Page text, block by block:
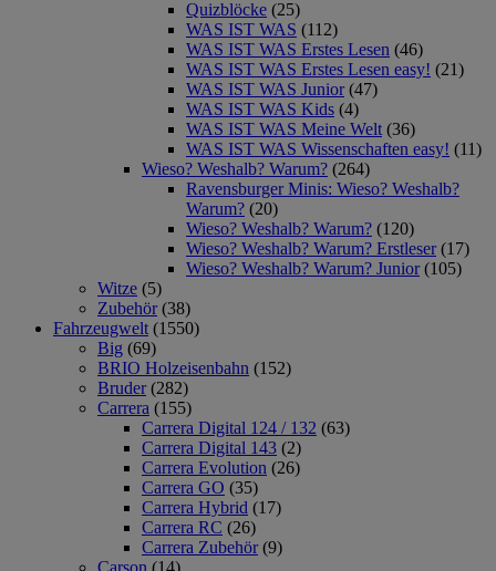
Quizblöcke (25)
WAS IST WAS (112)
WAS IST WAS Erstes Lesen (46)
WAS IST WAS Erstes Lesen easy! (21)
WAS IST WAS Junior (47)
WAS IST WAS Kids (4)
WAS IST WAS Meine Welt (36)
WAS IST WAS Wissenschaften easy! (11)
Wieso? Weshalb? Warum? (264)
Ravensburger Minis: Wieso? Weshalb?
Warum? (20)
Wieso? Weshalb? Warum? (120)
Wieso? Weshalb? Warum? Erstleser (17)
Wieso? Weshalb? Warum? Junior (105)
Witze (5)
Zubehör (38)
Fahrzeugwelt (1550)
Big (69)
BRIO Holzeisenbahn (152)
Bruder (282)
Carrera (155)
Carrera Digital 124 / 132 (63)
Carrera Digital 143 (2)
Carrera Evolution (26)
Carrera GO (35)
Carrera Hybrid (17)
Carrera RC (26)
Carrera Zubehör (9)
Carson (14)